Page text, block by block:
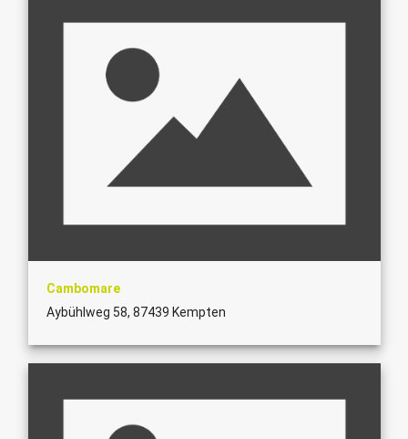
Cambomare
Aybühlweg 58, 87439 Kempten